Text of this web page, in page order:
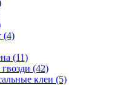
(4)
(11)
(42)
клеи (5)